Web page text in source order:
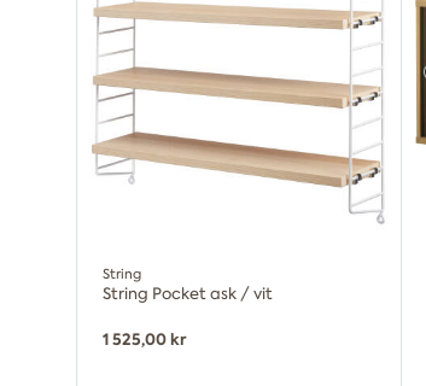
String
String Pocket ask / vit
1 525,00 kr